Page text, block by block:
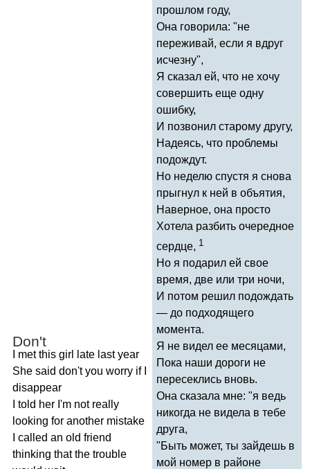
Don't
met this girl late last year
She said don't you worry if
disappear
told her I'm not really
looking for another mistake
called an old friend
thinking that the trouble
прошлом году,
Она говорила: "не
переживай, если я вдруг
исчезну",
Я сказал ей, что не хочу
совершить еще одну
ошибку,
И позвонил старому другу,
Надеясь, что проблемы
подождут.
Но неделю спустя я снова
прыгнул к ней в объятия,
Наверное, она просто
Хотела разбить очередное
сердце, 1
Но я подарил ей свое
время, две или три ночи,
И потом решил подождать
— до подходящего
момента.
Я не видел ее месяцами,
Пока наши дороги не
пересеклись вновь.
Она сказала мне: "я ведь
никогда не видела в тебе
друга,
"Быть может, ты зайдешь в
мой номер в районе